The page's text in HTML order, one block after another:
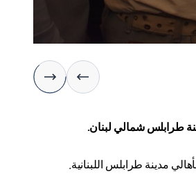
طرابلس شمالي لبنان.
مدينة طرابلس اللبنانية